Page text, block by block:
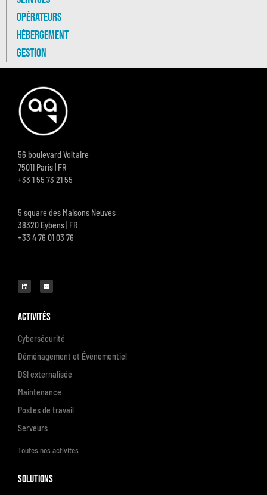
Opérateurs
Hébergement
Gestion
56 boulevard Voltaire
75011 Paris | FR
+33 1 55 73 21 55
5 square des Maisons Neuves
38320 Eybens | FR
+33 4 76 01 03 76
Activités
Cybersécurité
Déménagement et Évènementiel
DSI externalisée
Maintenance
Postes de travail
Serveurs
Toutes nos activités
Solutions